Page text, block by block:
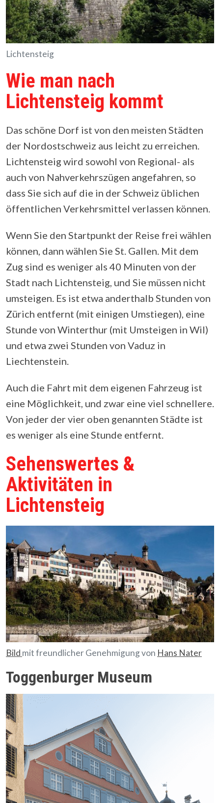
Lichtensteig
Wie man nach
Lichtensteig kommt
Das schöne Dorf ist von den meisten Städten
der Nordostschweiz aus leicht zu erreichen.
Lichtensteig wird sowohl von Regional- als
auch von Nahverkehrszügen angefahren, so
dass Sie sich auf die in der Schweiz üblichen
öffentlichen Verkehrsmittel verlassen können.
Wenn Sie den Startpunkt der Reise frei wählen
können, dann wählen Sie St. Gallen. Mit dem
Zug sind es weniger als 40 Minuten von der
Stadt nach Lichtensteig, und Sie müssen nicht
umsteigen. Es ist etwa anderthalb Stunden von
Zürich entfernt (mit einigen Umstiegen), eine
Stunde von Winterthur (mit Umsteigen in Wil)
und etwa zwei Stunden von Vaduz in
Liechtenstein.
Auch die Fahrt mit dem eigenen Fahrzeug ist
eine Möglichkeit, und zwar eine viel schnellere.
Von jeder der vier oben genannten Städte ist
es weniger als eine Stunde entfernt.
Sehenswertes &
Aktivitäten in
Lichtensteig
Bild mit freundlicher Genehmigung von Hans Nater
Toggenburger Museum